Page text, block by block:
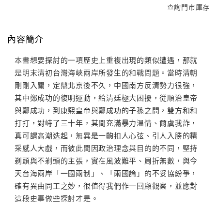
查詢門市庫存
內容簡介
本書想要探討的一項歷史上重複出現的類似遭遇，那就
是明末清初台灣海峽兩岸所發生的和戰問題。當時清朝
剛剛入關，定鼎北京後不久，中國南方反清勢力很強，
其中鄭成功的復明運動，給清廷極大困擾，從順治皇帝
與鄭成功，到康熙皇帝與鄭成功的子孫之間，雙方和和
打打，對峙了三十年，其間充滿暴力溫情、爾虞我詐，
真可謂高潮迭起，無異是一齣扣人心弦、引人入勝的精
采感人大戲，而彼此間因政治理念與目的的不同，堅持
剃頭與不剃頭的主張，實在風波難平、周折無數，與今
天台海兩岸「一國兩制」、「兩國論」的不妥協紛爭，
確有異曲同工之妙，很值得我們作一回顧觀察，並應對
這段史事做些探討才是。